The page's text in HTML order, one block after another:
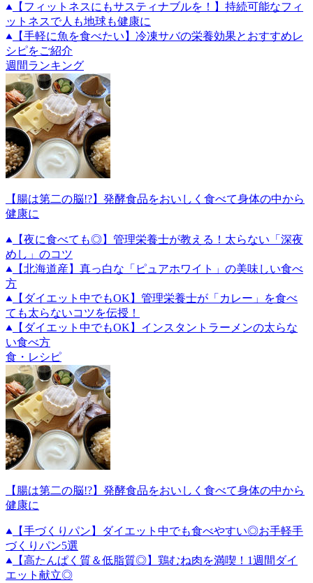
【フィットネスにもサスティナブルを！】持続可能なフィ
ットネスで人も地球も健康に
【手軽に魚を食べたい】冷凍サバの栄養効果とおすすめレ
シピをご紹介
週間ランキング
【腸は第二の脳!?】発酵食品をおいしく食べて身体の中から
健康に
【夜に食べても◎】管理栄養士が教える！太らない「深夜
めし」のコツ
【北海道産】真っ白な「ピュアホワイト」の美味しい食べ
方
【ダイエット中でもOK】管理栄養士が「カレー」を食べ
ても太らないコツを伝授！
【ダイエット中でもOK】インスタントラーメンの太らな
い食べ方
食・レシピ
【腸は第二の脳!?】発酵食品をおいしく食べて身体の中から
健康に
【手づくりパン】ダイエット中でも食べやすい◎お手軽手
づくりパン5選
【高たんぱく質＆低脂質◎】鶏むね肉を満喫！1週間ダイ
エット献立◎